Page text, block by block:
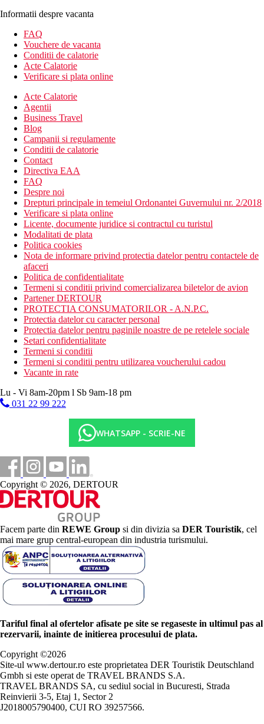
Informatii despre vacanta
FAQ
Vouchere de vacanta
Conditii de calatorie
Acte Calatorie
Verificare si plata online
Acte Calatorie
Agentii
Business Travel
Blog
Campanii si regulamente
Conditii de calatorie
Contact
Directiva EAA
FAQ
Despre noi
Drepturi principale in temeiul Ordonantei Guvernului nr. 2/2018
Verificare si plata online
Licente, documente juridice si contractul cu turistul
Modalitati de plata
Politica cookies
Nota de informare privind protectia datelor pentru contactele de
afaceri
Politica de confidentialitate
Termeni si conditii privind comercializarea biletelor de avion
Partener DERTOUR
PROTECTIA CONSUMATORILOR - A.N.P.C.
Protectia datelor cu caracter personal
Protectia datelor pentru paginile noastre de pe retelele sociale
Setari confidentialitate
Termeni si conditii
Termeni si conditii pentru utilizarea voucherului cadou
Vacante in rate
Lu - Vi 8am-20pm l Sb 9am-18 pm
031 22 99 222
WHATSAPP - SCRIE-NE
Copyright © 2026, DERTOUR
Facem parte din REWE Group si din divizia sa DER Touristik, cel
mai mare grup central-european din industria turismului.
Tariful final al ofertelor afisate pe site se regaseste in ultimul pas al
rezervarii, inainte de initierea procesului de plata.
Copyright ©2026
Site-ul www.dertour.ro este proprietatea DER Touristik Deutschland
Gmbh si este operat de TRAVEL BRANDS S.A.
TRAVEL BRANDS SA, cu sediul social in Bucuresti, Strada
Reinvierii 3-5, Etaj 1, Sector 2
J2018005790400, CUI RO 39257566.